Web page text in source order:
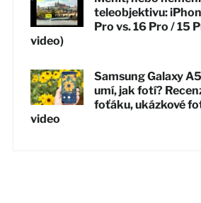
teleobjektivu:
Pro vs. 16 Pro / 15
video)
Samsung Galaxy
umí, jak fotí?
foťáku, ukázkové
video